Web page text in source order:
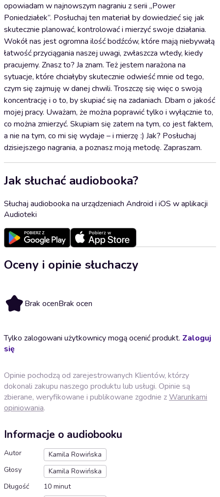
opowiadam w najnowszym nagraniu z serii „Power
Poniedziałek”. Posłuchaj ten materiał by dowiedzieć się jak
skutecznie planować, kontrolować i mierzyć swoje działania.
Wokół nas jest ogromna ilość bodźców, które mają niebywałą
łatwość przyciągania naszej uwagi, zwłaszcza wtedy, kiedy
pracujemy. Znasz to? Ja znam. Też jestem narażona na
sytuacje, które chciałyby skutecznie odwieść mnie od tego,
czym się zajmuję w danej chwili. Troszczę się więc o swoją
koncentrację i o to, by skupiać się na zadaniach. Dbam o jakość
mojej pracy. Uważam, że można poprawić tylko i wyłącznie to,
co można zmierzyć. Skupiam się zatem na tym, co jest faktem,
a nie na tym, co mi się wydaje – i mierzę :) Jak? Posłuchaj
dzisiejszego nagrania, a poznasz moją metodę. Zapraszam.
Jak słuchać audiobooka?
Słuchaj audiobooka na urządzeniach Android i iOS w aplikacji
Audioteki
Oceny i opinie słuchaczy
Brak ocenBrak ocen
Tylko zalogowani użytkownicy mogą ocenić produkt. Zaloguj
się
Opinie pochodzą od zarejestrowanych Klientów, którzy
dokonali zakupu naszego produktu lub usługi. Opinie są
zbierane, weryfikowane i publikowane zgodnie zWarunkami
opiniowania.
Informacje o audiobooku
Autor
Kamila Rowińska
Głosy
Kamila Rowińska
Długość
10 minut